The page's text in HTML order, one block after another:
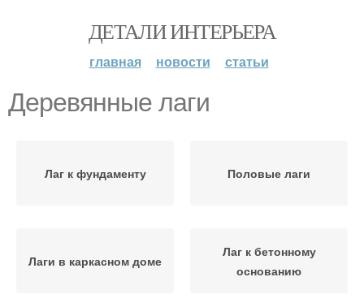
ДЕТАЛИ ИНТЕРЬЕРА
главная новости статьи
Деревянные лаги
Лаг к фундаменту Половые лаги
Лаги в каркасном доме
Лаг к бетонному
основанию